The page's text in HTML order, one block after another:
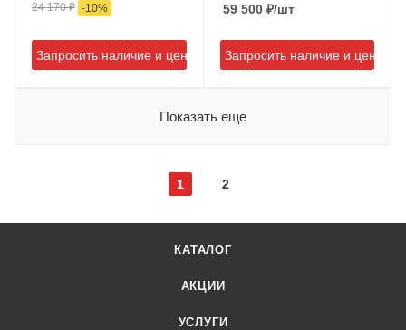
24 170₽ -10%
Запросить наличие и цену
59 500₽/шт
Запросить наличие и цену
Показать еще
1 2
КАТАЛОГ
АКЦИИ
УСЛУГИ